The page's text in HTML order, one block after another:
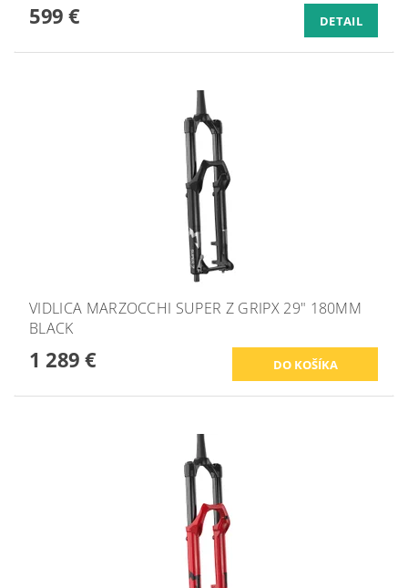
599 € DETAIL
VIDLICA MARZOCCHI SUPER Z GRIPX 29" 180MM
BLACK
1 289 €